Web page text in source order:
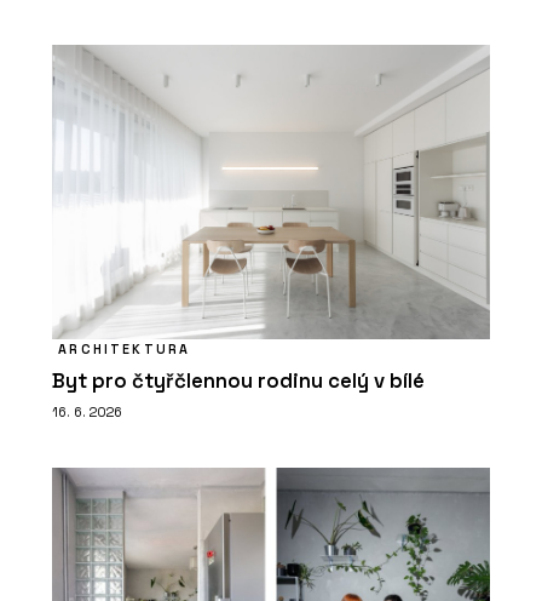
ARCHITEKTURA
Byt pro čtyřčlennou rodinu celý v bílé
16. 6. 2026